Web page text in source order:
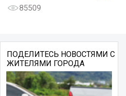
85509
ПОДЕЛИТЕСЬ НОВОСТЯМИ С
ЖИТЕЛЯМИ ГОРОДА